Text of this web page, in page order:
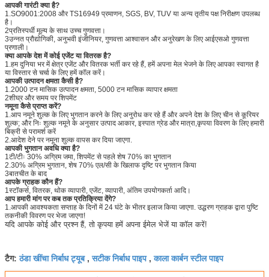
आपकी गारंटी क्या है?
1.SO9001:2008 और TS16949 प्रमाणन, SGS, BV, TUV या अन्य तृतीय पक्ष निरीक्षण उपलब्ध
है।
2प्रतिस्पर्धी मूल्य के साथ उच्च गुणवत्ता।
3उन्नत प्रौद्योगिकी, अनुभवी इंजीनियर, गुणवत्ता आश्वासन और अनुरेखण के लिए आईएसओ गुणवत्ता
प्रणाली।
क्या आपके देश में कोई एजेंट या वितरक है?
1.हम दुनिया भर में क्षेत्र एजेंट और वितरक भर्ती कर रहे हैं, हमें अपना मेल भेजने के लिए आपका स्वागत है
या विस्तार से चर्चा के लिए हमें कॉल करें।
आपकी उत्पादन क्षमता कैसी है?
1.2000 टन मासिक उत्पादन क्षमता, 5000 टन मासिक व्यापार क्षमता
2शीघ्र और समय पर शिपमेंट
नमूना कैसे प्राप्त करें?
1.आप नमूने शुल्क के लिए भुगतान करने के लिए अनुरोध कर रहे हैं और अपने देश के लिए चीन से कूरियर
शुल्क; और निः शुल्क नमूने के अनुसार उत्पाद आकार, इस्पात ग्रेड और मात्रा,कृपया विवरण के लिए हमारी
बिक्री से परामर्श करें
2.आदेश देने पर नमूना शुल्क वापस कर दिया जाएगा.
आपकी भुगतान अवधि क्या है?
1टी/टीः 30% अग्रिम जमा, शिपमेंट से पहले शेष 70% का भुगतान
2.30% अग्रिम भुगतान, शेष 70% एल/सी के खिलाफ दृष्टि पर भुगतान किया
3बातचीत के बाद
आपके ग्राहक कौन हैं?
1स्टॉकर्स, वितरक, थोक व्यापारी, एजेंट, व्यापारी, अंतिम उपयोगकर्ता आदि।
आप हमारी मांग पर कब तक प्रतिक्रिया देंगे?
1.आपकी आवश्यकता सप्ताह के दिनों में 24 घंटे के भीतर इलाज किया जाएगा. उद्धरण ग्राहक द्वारा पुष्टि
तकनीकी विवरण पर भेजा जाएगा!
यदि आपके कोई और प्रश्न हैं, तो कृपया हमें अपना ईमेल भेजें या कॉल करें!
टैग:ठंडा खींचा निर्बाध ट्यूब,सटीक निर्बाध पाइप,काला कार्बन स्टील पाइप